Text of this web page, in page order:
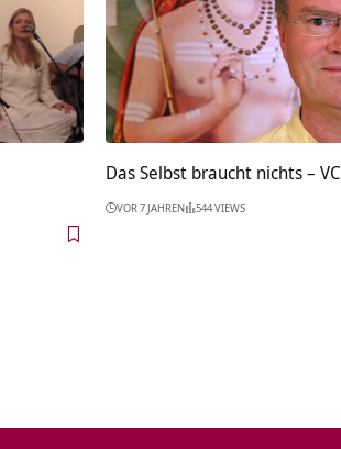
Das Selbst braucht nichts –
VOR 7 JAHREN 544 VIEWS